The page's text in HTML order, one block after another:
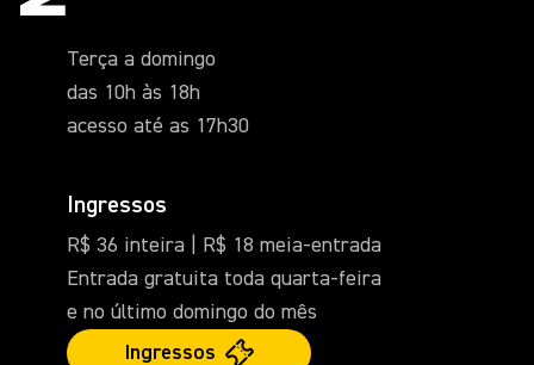
Terça a domingo
das 10h às 18h
acesso até as 17h30
Ingressos
R$ 36 inteira | R$ 18 meia-entrada
Entrada gratuita toda quarta-feira
e no último domingo do mês
Ingressos